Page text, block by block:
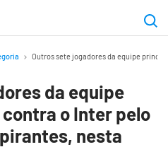
Outros sete jogadores da equipe
da equipe
o Inter pelo
nesta